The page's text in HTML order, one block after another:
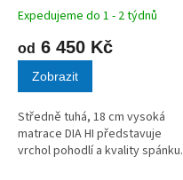
Expedujeme do 1 - 2 týdnů
od 6 450 Kč
Zobrazit
Středně tuhá, 18 cm vysoká
matrace DIA HI představuje
vrchol pohodlí a kvality spánku.